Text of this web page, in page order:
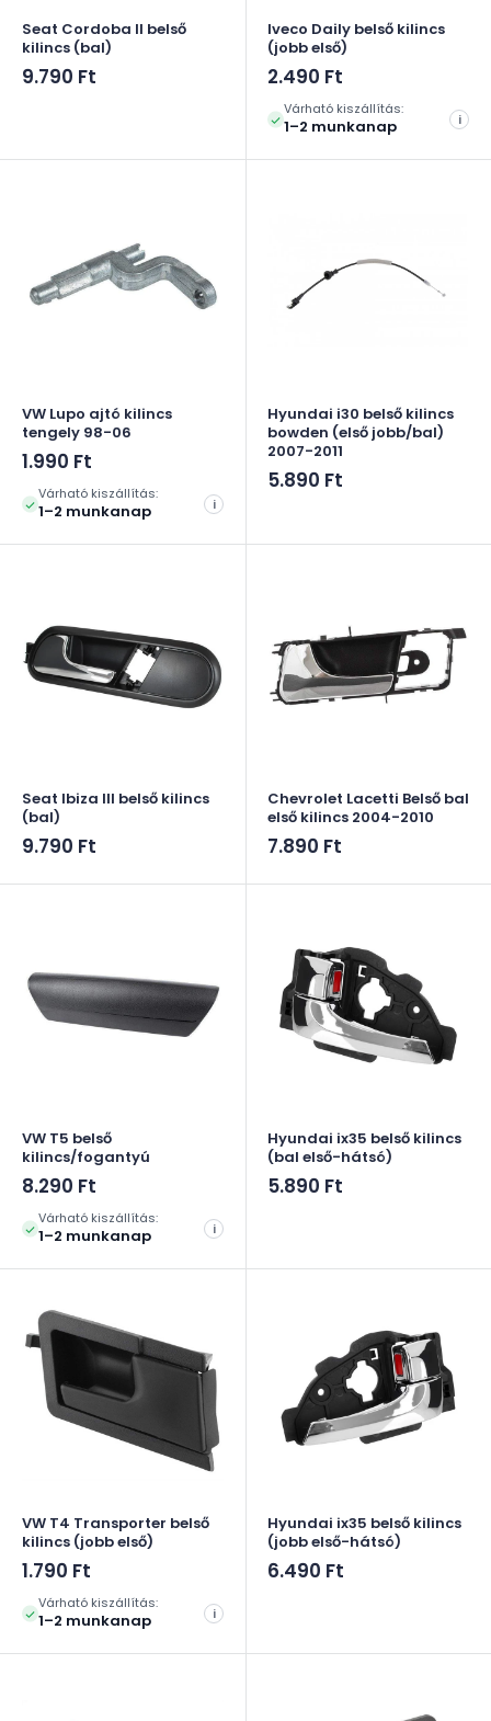
Seat Cordoba II belső
kilincs (bal)
Akciós
9.790 Ft
Iveco Daily belső kilincs
(jobb első)
Akciós
2.490 Ft
Várható kiszállítás:
1–2 munkanap i
VW Lupo ajtó kilincs
tengely 98-06
Akciós
1.990 Ft
Várható kiszállítás:
1–2 munkanap i
Hyundai i30 belső kilincs
bowden (első jobb/bal)
2007-2011
Akciós
5.890 Ft
Seat Ibiza III belső kilincs
(bal)
Akciós
9.790 Ft
Chevrolet Lacetti Belső bal
első kilincs 2004-2010
Akciós
7.890 Ft
VW T5 belső
kilincs/fogantyú
Akciós
8.290 Ft
Várható kiszállítás:
1–2 munkanap i
Hyundai ix35 belső kilincs
(bal első-hátsó)
Akciós
5.890 Ft
VW T4 Transporter belső
kilincs (jobb első)
Akciós
1.790 Ft
Várható kiszállítás:
1–2 munkanap i
Hyundai ix35 belső kilincs
(jobb első-hátsó)
Akciós
6.490 Ft